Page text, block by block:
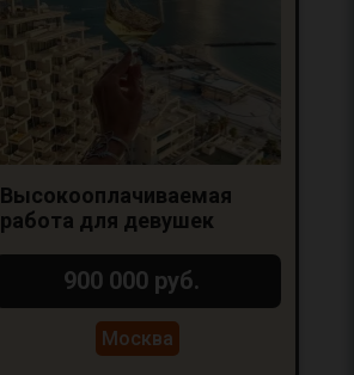
Высокооплачиваемая
работа для девушек
900 000 руб.
Москва